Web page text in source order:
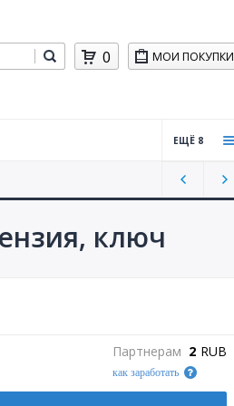
МОИ ПОКУПКИ
0
ЕЩЁ 8
окод
Обуче
ние
ключ
Партнерам 2 RUB
как заработать